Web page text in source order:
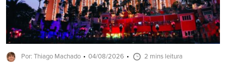
Por: Thiago Machado 04/08/2026 2 mins leitura